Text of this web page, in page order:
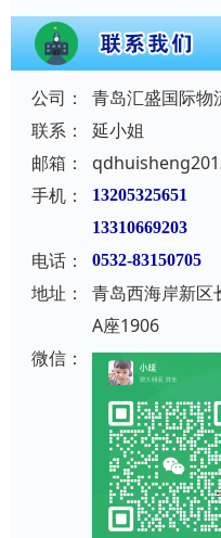
公司：
青岛汇盛国际物
联系：
延小姐
邮箱：
手机：
13205325651
13310669203
电话： 0532-83150705
地址：
青岛西海岸新区
A座1906
微信：